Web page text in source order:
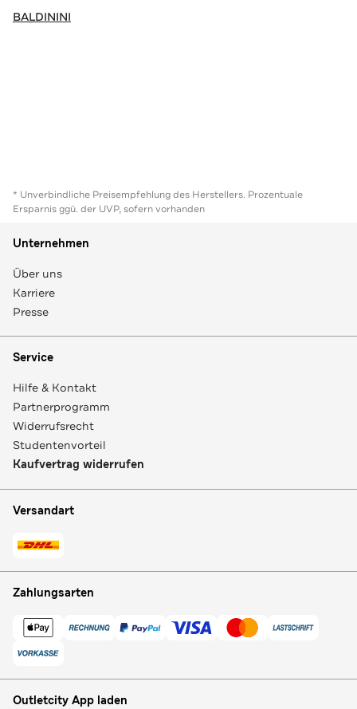
BALDININI
* Unverbindliche Preisempfehlung des Herstellers. Prozentuale
Ersparnis ggü. der UVP, sofern vorhanden
Unternehmen
Über uns
Karriere
Presse
Service
Hilfe & Kontakt
Partnerprogramm
Widerrufsrecht
Studentenvorteil
Kaufvertrag widerrufen
Versandart
Zahlungsarten
Outletcity App laden